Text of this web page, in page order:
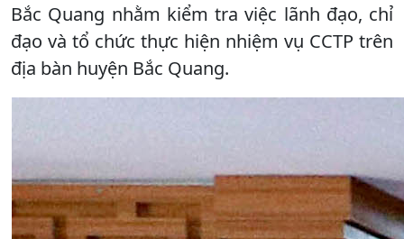
Bắc Quang nhằm kiểm tra việc lãnh đạo, chỉ
đạo và tổ chức thực hiện nhiệm vụ CCTP trên
địa bàn huyện Bắc Quang.